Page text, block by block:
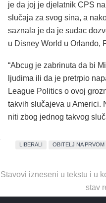
je da joj je djelatnik CPS
slučaja za svog sina, a
saznala je da je sudac
u Disney World u Orlando,
“Abcug je zabrinuta da bi
ljudima ili da je pretrpio
League Politics o ovoj
takvih slučajeva u Americi.
niti zbog jednog takvog
LIBERALI OBITELJ NA PRVOM
Stavovi izneseni u tekstu i u
stav